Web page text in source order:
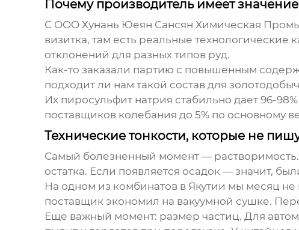
Почему производитель имеет значение
С OOO Хунань Юеян Сансян Химическая
визитка, там есть реальные
отклонений для разных типов руд.
Как-то заказали партию с повышенным
подходит ли нам такой состав для
Их пиросульфит натрия стабильно дает 96-
поставщиков колебания до 5% по основному
Технические тонкости, которые не
Самый болезненный момент —
остатка. Если появляется осадок — значит,
На одном из комбинатов в Якутии мы месяц не
поставщик экономил на вакуумной сушке.
Еще важный момент: размер частиц. Для